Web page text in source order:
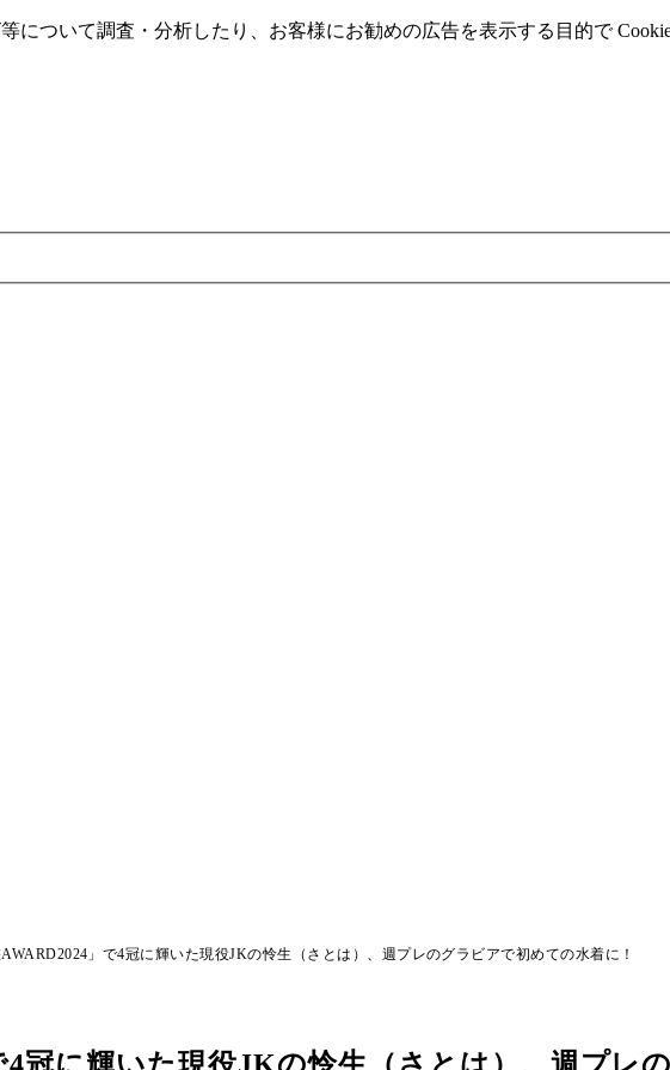
について調査・分析したり、お客様にお勧めの広告を表⽰する⽬的で
AWARD2024」で4冠に輝いた現役JKの怜生（さとは）、週プレのグラビアで初めての水着に！
4冠に輝いた現役JKの怜生（さとは）、週プレ